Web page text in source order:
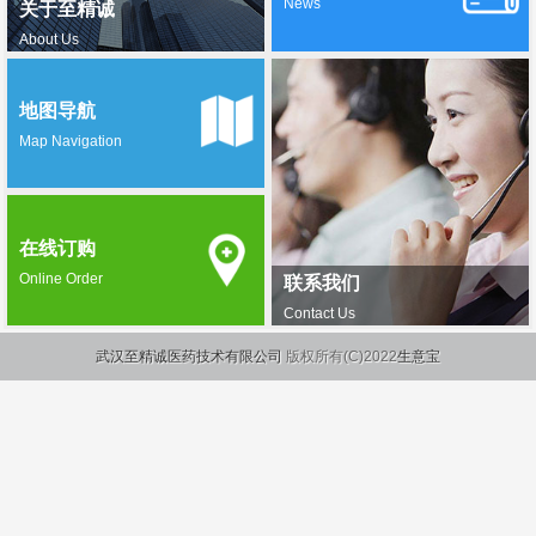
关于至精诚
About Us
News
联系我们
Contact Us
地图导航
Map Navigation
在线订购
Online Order
武汉至精诚医药技术有限公司 版权所有(C)2022生意宝